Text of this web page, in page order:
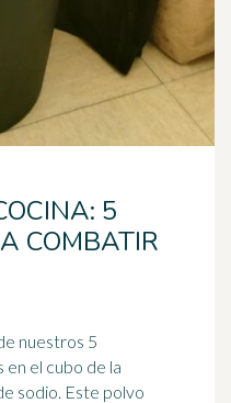
5
COMBATIR
nuestros 5
el cubo de la
sodio. Este polvo